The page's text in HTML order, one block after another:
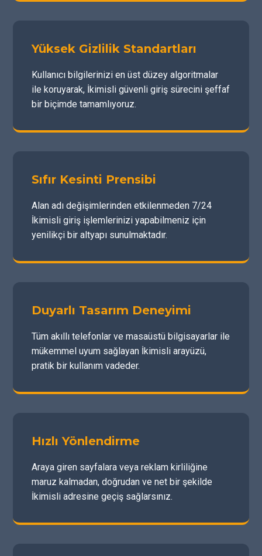
Yüksek Gizlilik Standartları
Kullanıcı bilgilerinizi en üst düzey algoritmalar
ile koruyarak, İkimisli güvenli giriş sürecini şeffaf
bir biçimde tamamlıyoruz.
Sıfır Kesinti Prensibi
Alan adı değişimlerinden etkilenmeden 7/24
İkimisli giriş işlemlerinizi yapabilmeniz için
yenilikçi bir altyapı sunulmaktadır.
Duyarlı Tasarım Deneyimi
Tüm akıllı telefonlar ve masaüstü bilgisayarlar ile
mükemmel uyum sağlayan İkimisli arayüzü,
pratik bir kullanım vadeder.
Hızlı Yönlendirme
Araya giren sayfalara veya reklam kirliliğine
maruz kalmadan, doğrudan ve net bir şekilde
İkimisli adresine geçiş sağlarsınız.